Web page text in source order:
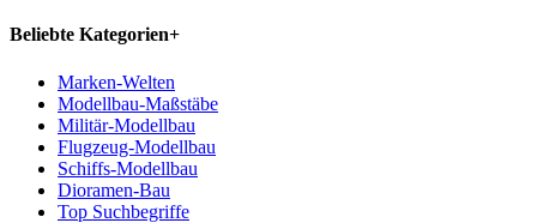
Beliebte Kategorien+
Marken-Welten
Modellbau-Maßstäbe
Militär-Modellbau
Flugzeug-Modellbau
Schiffs-Modellbau
Dioramen-Bau
Top Suchbegriffe